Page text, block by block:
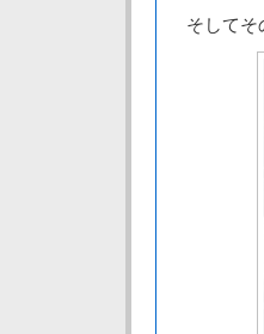
そしてそ